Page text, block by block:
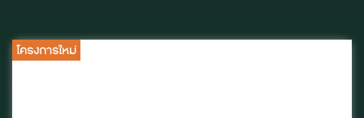
โครงการใหม่